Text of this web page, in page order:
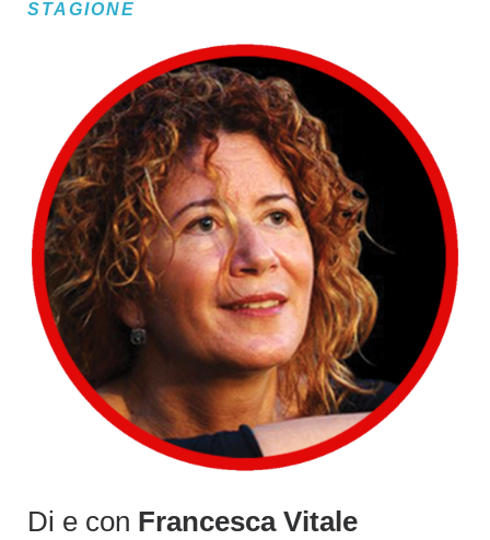
STAGIONE
Di e con Francesca Vitale